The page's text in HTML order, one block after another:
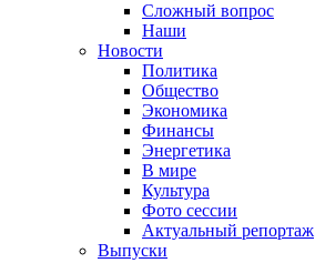
Сложный вопрос
Наши
Новости
Политика
Общество
Экономика
Финансы
Энергетика
В мире
Культура
Фото сессии
Актуальный репортаж
Выпуски